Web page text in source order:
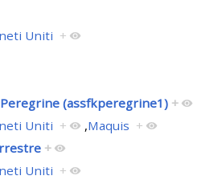
Uniti +
(assfkperegrine1) +
Uniti + ,Maquis +
+
Uniti +